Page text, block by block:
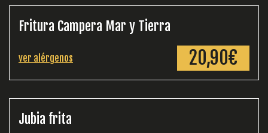
Fritura Campera Mar y Tierra
ver alérgenos 20,90€
Jubia frita